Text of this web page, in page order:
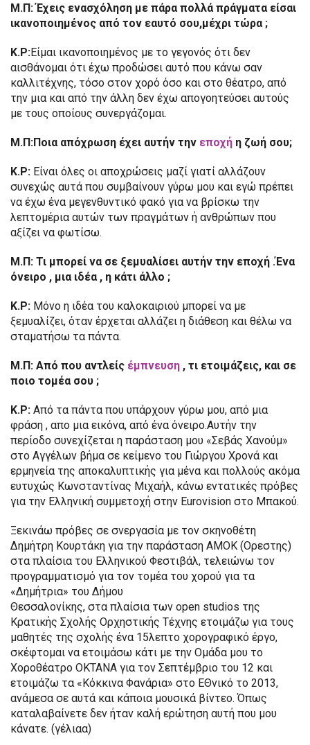
Μ.Π: Έχεις ενασχόληση με πάρα πολλά πράγματα είσαι
ικανοποιημένος από τον εαυτό σου,μέχρι τώρα ;
Κ.Ρ:Είμαι ικανοποιημένος με το γεγονός ότι δεν
αισθάνομαι ότι έχω προδώσει αυτό που κάνω σαν
καλλιτέχνης, τόσο στον χορό όσο και στο θέατρο, από
την μια και από την άλλη δεν έχω απογοητεύσει αυτούς
με τους οποίους συνεργάζομαι.
Μ.Π:Ποια απόχρωση έχει αυτήν την εποχή η ζωή σου;
Κ.Ρ: Είναι όλες οι αποχρώσεις μαζί γιατί αλλάζουν
συνεχώς αυτά που συμβαίνουν γύρω μου και εγώ πρέπει
να έχω ένα μεγενθυντικό φακό για να βρίσκω την
λεπτομέρια αυτών των πραγμάτων ή ανθρώπων που
αξίζει να φωτίσω.
Μ.Π: Τι μπορεί να σε ξεμυαλίσει αυτήν την εποχή .Ένα
όνειρο , μια ιδέα , η κάτι άλλο ;
Κ.Ρ: Μόνο η ιδέα του καλοκαιριού μπορεί να με
ξεμυαλίζει, όταν έρχεται αλλάζει η διάθεση και θέλω να
σταματήσω τα πάντα.
Μ.Π: Από που αντλείς έμπνευση , τι ετοιμάζεις, και σε
ποιο τομέα σου ;
Κ.Ρ: Από τα πάντα που υπάρχουν γύρω μου, από μια
φράση , απο μια εικόνα, από ένα όνειρο.Αυτήν την
περίοδο συνεχίζεται η παράσταση μου «Σεβάς Χανούμ»
στο Αγγέλων βήμα σε κείμενο του Γιώργου Χρονά και
ερμηνεία της αποκαλυπτικής για μένα και πολλούς ακόμα
ευτυχώς Κωνσταντίνας Μιχαήλ, κάνω εντατικές πρόβες
για την Ελληνική συμμετοχή στην Eurovision στο Μπακού.
Ξεκινάω πρόβες σε σνεργασία με τον σκηνοθέτη
Δημήτρη Κουρτάκη για την παράσταση ΑΜΟΚ (Ορεστης)
στα πλαίσια του Ελληνικού Φεστιβάλ, τελειώνω τον
προγραμματισμό για τον τομέα του χορού για τα
«Δημήτρια» του Δήμου
Θεσσαλονίκης, στα πλαίσια των open studios της
Κρατικής Σχολής Ορχηστικής Τέχνης ετοιμάζω για τους
μαθητές της σχολής ένα 15λεπτο χορογραφικό έργο,
σκέφτομαι να ετοιμάσω κάτι με την Ομάδα μου το
Χοροθέατρο ΟΚΤΑΝΑ για τον Σεπτέμβριο του 12 και
ετοιμάζω τα «Κόκκινα Φανάρια» στο ΕΘνικό το 2013,
ανάμεσα σε αυτά και κάποια μουσικά βίντεο. Όπως
καταλαβαίνετε δεν ήταν καλή ερώτηση αυτή που μου
κάνατε. (γέλιαα)